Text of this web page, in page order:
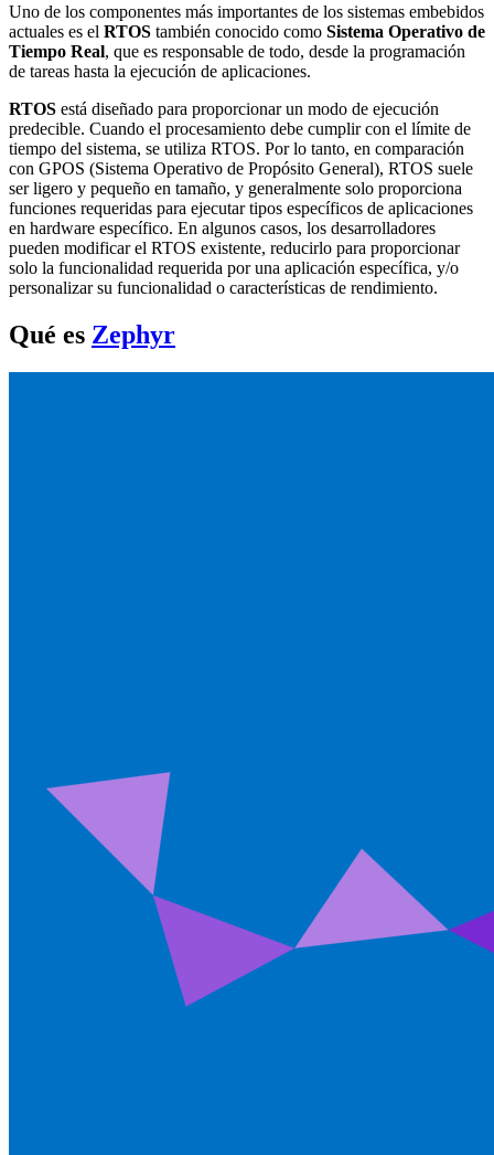
Uno de los componentes más importantes de los sistemas embebidos
actuales es el RTOS también conocido como Sistema Operativo de
Tiempo Real, que es responsable de todo, desde la programación
de tareas hasta la ejecución de aplicaciones.
RTOS está diseñado para proporcionar un modo de ejecución
predecible. Cuando el procesamiento debe cumplir con el límite de
tiempo del sistema, se utiliza RTOS. Por lo tanto, en comparación
con GPOS (Sistema Operativo de Propósito General), RTOS suele
ser ligero y pequeño en tamaño, y generalmente solo proporciona
funciones requeridas para ejecutar tipos específicos de aplicaciones
en hardware específico. En algunos casos, los desarrolladores
pueden modificar el RTOS existente, reducirlo para proporcionar
solo la funcionalidad requerida por una aplicación específica, y/o
personalizar su funcionalidad o características de rendimiento.
Qué es Zephyr